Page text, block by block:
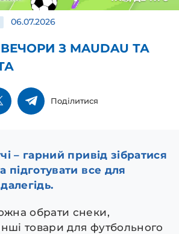
06.07.2026
З MAUDAU ТА
Поділитися
– гарний привід зібратися
підготувати все для
обрати снеки,
товари для футбольного